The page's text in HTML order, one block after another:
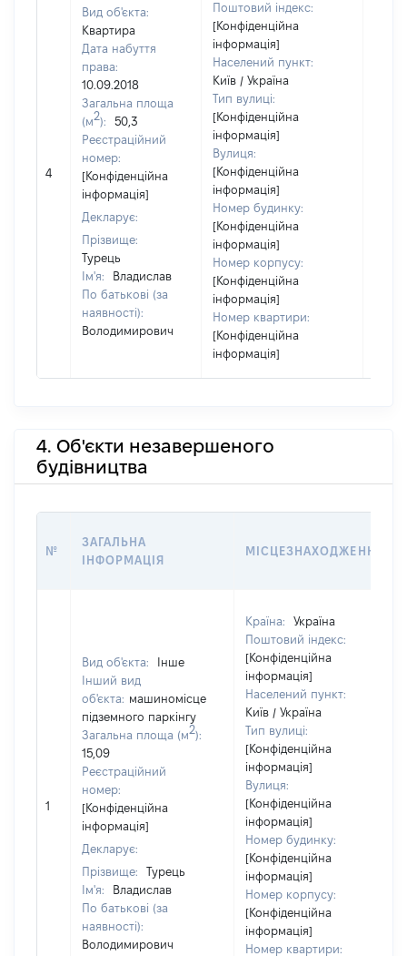
4
Вид об'єкта:
Квартира
Дата набуття
права:
10.09.2018
Загальна площа
(м2):
50,3
Реєстраційний
номер:
[Конфіденційна
інформація]
Декларує:
Прізвище:
Турець
Ім'я:
Владислав
По батькові (за
наявності):
Володимирович
Поштовий індекс:
[Конфіденційна
інформація]
Населений пункт:
Київ / Україна
Тип вулиці:
[Конфіденційна
інформація]
Вулиця:
[Конфіденційна
інформація]
Номер будинку:
[Конфіденційна
інформація]
Номер корпусу:
[Конфіденційна
інформація]
Номер квартири:
[Конфіденційна
інформація]
4. Об'єкти незавершеного
будівництва
№
ЗАГАЛЬНА
ІНФОРМАЦІЯ
МІСЦЕЗНАХОДЖЕННЯ
1
Вид об'єкта:
Інше
Інший вид
об'єкта: машиномісце
підземного паркінгу
Загальна площа (м2):
15,09
Реєстраційний
номер:
[Конфіденційна
інформація]
Декларує:
Прізвище:
Турець
Ім'я:
Владислав
По батькові (за
наявності):
Володимирович
Країна:
Україна
Поштовий індекс:
[Конфіденційна
інформація]
Населений пункт:
Київ / Україна
Тип вулиці:
[Конфіденційна
інформація]
Вулиця:
[Конфіденційна
інформація]
Номер будинку:
[Конфіденційна
інформація]
Номер корпусу:
[Конфіденційна
інформація]
Номер квартири: